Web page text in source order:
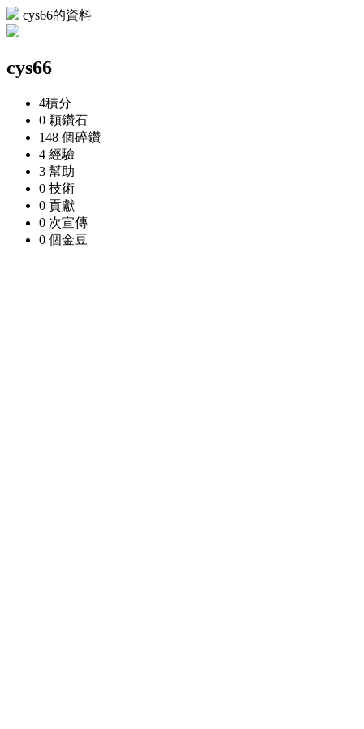
cys66的資料
cys66
4積分
0 顆鑽石
148 個碎鑽
4 經驗
3 幫助
0 技術
0 貢獻
0 次宣傳
0 個金豆